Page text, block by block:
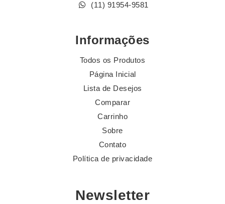
(11) 91954-9581
Informações
Todos os Produtos
Página Inicial
Lista de Desejos
Comparar
Carrinho
Sobre
Contato
Política de privacidade
Newsletter